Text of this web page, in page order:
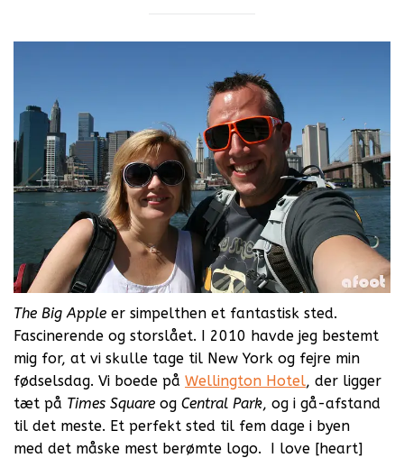
The Big Apple er simpelthen et fantastisk sted.
Fascinerende og storslået. I 2010 havde jeg bestemt
mig for, at vi skulle tage til New York og fejre min
fødselsdag. Vi boede på Wellington Hotel, der ligger
tæt på Times Square og Central Park, og i gå-afstand
til det meste. Et perfekt sted til fem dage i byen
med det måske mest berømte logo. I love [heart]